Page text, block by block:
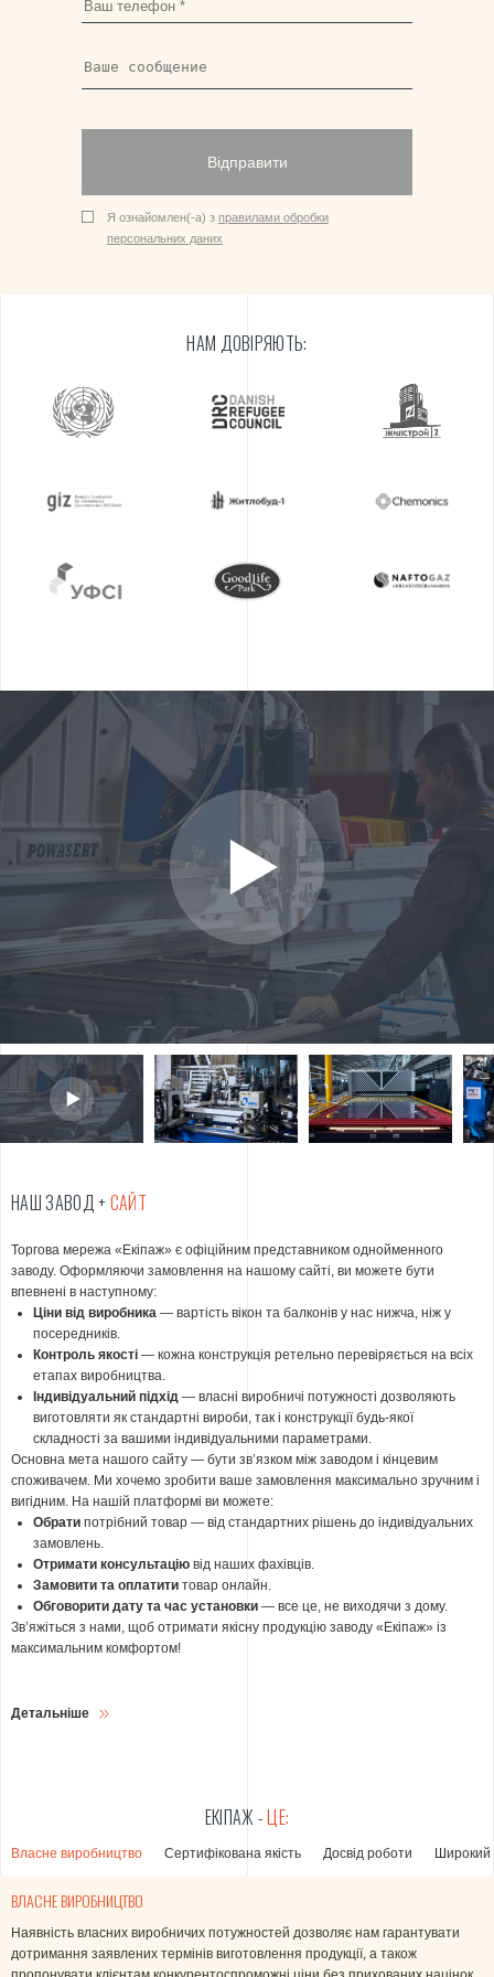
Відправити
Я ознайомлен(-а) з правилами обробки
персональних даних
НАМ ДОВІРЯЮТЬ:
НАШ ЗАВОД +САЙТ
Торгова мережа «Екіпаж» є офіційним представником однойменного
заводу. Оформляючи замовлення на нашому сайті, ви можете бути
впевнені в наступному:
Ціни від виробника — вартість вікон та балконів у нас нижча, ніж у
посередників.
Контроль якості — кожна конструкція ретельно перевіряється на всіх
етапах виробництва.
Індивідуальний підхід — власні виробничі потужності дозволяють
виготовляти як стандартні вироби, так і конструкції будь-якої
складності за вашими індивідуальними параметрами.
Основна мета нашого сайту — бути зв’язком між заводом і кінцевим
споживачем. Ми хочемо зробити ваше замовлення максимально зручним і
вигідним. На нашій платформі ви можете:
Обрати потрібний товар — від стандартних рішень до індивідуальних
замовлень.
Отримати консультацію від наших фахівців.
Замовити та оплатити товар онлайн.
Обговорити дату та час установки — все це, не виходячи з дому.
Зв’яжіться з нами, щоб отримати якісну продукцію заводу «Екіпаж» із
максимальним комфортом!
Детальніше
ЕКІПАЖ -ЦЕ:
Власне виробництво Сертифікована якість Досвід роботи Широкий
ВЛАСНЕ ВИРОБНИЦТВО
Наявність власних виробничих потужностей дозволяє нам гарантувати
дотримання заявлених термінів виготовлення продукції, а також
Ми гарантуємо високу якість наших виробів. У виробництві ми
використовуємо лише надійні комплектуючі, такі як профільні системи,
Наша робота перевірена часом та тисячами задоволених клієнтів. З 2006
року ми успішно працюємо у форматі виробництва замкнутого циклу, що
Ми пропонуємо широкий асортимент продукції, який задовольнить будь-
які потреби наших клієнтів. Окрім високоякісних пластикових вікон, у
Ми працюємо як із приватними клієнтами, так і з компаніями,
забудовниками та бюджетними організаціями, пропонуючи індивідуальні